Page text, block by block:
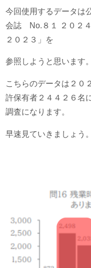
今回使用するデータは
会誌 No.８１ ２０２
２０２３」を
参照しようと思います。
こちらのデータは２０
許保有者２４４２６名
調査になります。
早速見ていきましょう。